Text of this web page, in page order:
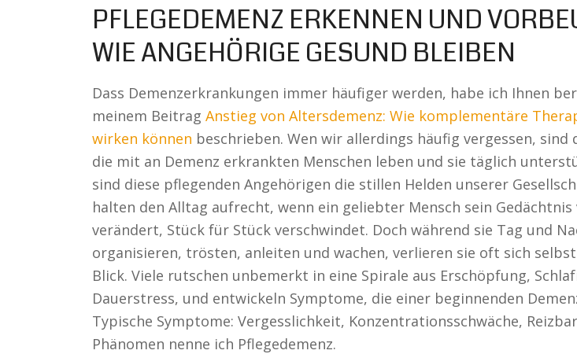
PFLEGEDEMENZ ERKENNEN UND
WIE ANGEHÖRIGE GESUND BLEIBEN
Dass Demenzerkrankungen immer häufiger werden, habe ich Ihnen
meinem BeitragAnstieg von Altersdemenz: Wie komplementäre
wirken können beschrieben. Wen wir allerdings häufig vergessen, sind
die mit an Demenz erkrankten Menschen leben und sie täglich
sind diese pflegenden Angehörigen die stillen Helden unserer
halten den Alltag aufrecht, wenn ein geliebter Mensch sein
verändert, Stück für Stück verschwindet. Doch während sie Tag und
organisieren, trösten, anleiten und wachen, verlieren sie oft sich
Blick. Viele rutschen unbemerkt in eine Spirale aus Erschöpfung,
Dauerstress, und entwickeln Symptome, die einer beginnenden
Typische Symptome: Vergesslichkeit, Konzentrationsschwäche,
Phänomen nenne ich Pflegedemenz.